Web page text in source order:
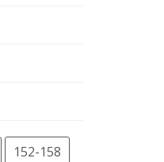
152-158